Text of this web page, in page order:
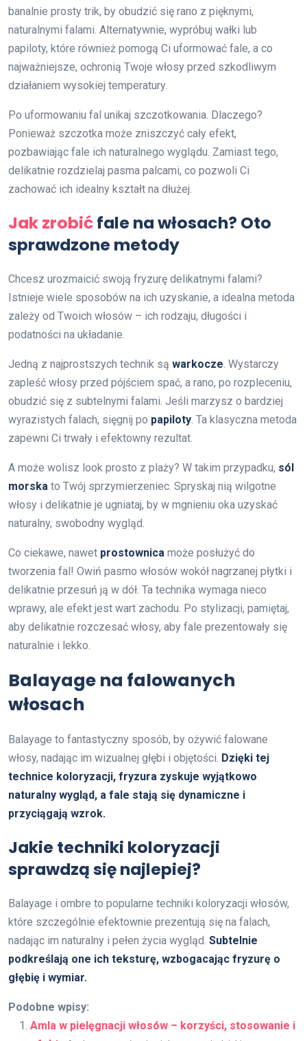
banalnie prosty trik, by obudzić się rano z pięknymi,
naturalnymi falami. Alternatywnie, wypróbuj wałki lub
papiloty, które również pomogą Ci uformować fale, a co
najważniejsze, ochronią Twoje włosy przed szkodliwym
działaniem wysokiej temperatury.
Po uformowaniu fal unikaj szczotkowania. Dlaczego?
Ponieważ szczotka może zniszczyć cały efekt,
pozbawiając fale ich naturalnego wyglądu. Zamiast tego,
delikatnie rozdzielaj pasma palcami, co pozwoli Ci
zachować ich idealny kształt na dłużej.
Jak zrobićfale na włosach? Oto
sprawdzone metody
Chcesz urozmaicić swoją fryzurę delikatnymi falami?
Istnieje wiele sposobów na ich uzyskanie, a idealna metoda
zależy od Twoich włosów – ich rodzaju, długości i
podatności na układanie.
Jedną z najprostszych technik są warkocze. Wystarczy
zapleść włosy przed pójściem spać, a rano, po rozpleceniu,
obudzić się z subtelnymi falami. Jeśli marzysz o bardziej
wyrazistych falach, sięgnij po papiloty. Ta klasyczna metoda
zapewni Ci trwały i efektowny rezultat.
A może wolisz look prosto z plaży? W takim przypadku, sól
morska to Twój sprzymierzeniec. Spryskaj nią wilgotne
włosy i delikatnie je ugniataj, by w mgnieniu oka uzyskać
naturalny, swobodny wygląd.
Co ciekawe, nawet prostownica może posłużyć do
tworzenia fal! Owiń pasmo włosów wokół nagrzanej płytki i
delikatnie przesuń ją w dół. Ta technika wymaga nieco
wprawy, ale efekt jest wart zachodu. Po stylizacji, pamiętaj,
aby delikatnie rozczesać włosy, aby fale prezentowały się
naturalnie i lekko.
Balayage na falowanych
włosach
Balayage to fantastyczny sposób, by ożywić falowane
włosy, nadając im wizualnej głębi i objętości. Dzięki tej
technice koloryzacji, fryzura zyskuje wyjątkowo
naturalny wygląd, a fale stają się dynamiczne i
przyciągają wzrok.
Jakie techniki koloryzacji
sprawdzą się najlepiej?
Balayage i ombre to popularne techniki koloryzacji włosów,
które szczególnie efektownie prezentują się na falach,
nadając im naturalny i pełen życia wygląd. Subtelnie
podkreślają one ich teksturę, wzbogacając fryzurę o
głębię i wymiar.
Podobne wpisy:
Amla w pielęgnacji włosów – korzyści, stosowanie i